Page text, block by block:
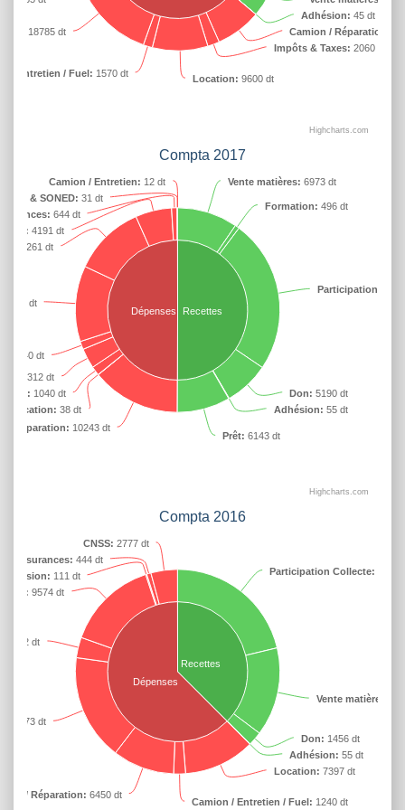
Adhésion: 45 dt
Camion / Réparation:
Impôts & Taxes: 2060 dt
Location: 9600 dt
/ Entretien / Fuel: 1570 dt
18785 dt
Highcharts.com
Compta 2017
Recettes
Dépenses
Vente matières: 6973 dt
Formation: 496 dt
Participation
Don: 5190 dt
Adhésion: 55 dt
Prêt: 6143 dt
/ Réparation: 10243 dt
38 dt
Fuel: 1040 dt
2312 dt
940 dt
8730 dt
8261 dt
4191 dt
644 dt
STEG & SONED: 31 dt
Camion / Entretien: 12 dt
Highcharts.com
Compta 2016
Recettes
Dépenses
Participation Collecte:
Vente matières:
Don: 1456 dt
Adhésion: 55 dt
Location: 7397 dt
Camion / Entretien / Fuel: 1240 dt
/ Réparation: 6450 dt
11073 dt
2132 dt
9574 dt
111 dt
Assurances: 444 dt
CNSS: 2777 dt